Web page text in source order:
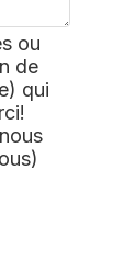
ou
de
qui